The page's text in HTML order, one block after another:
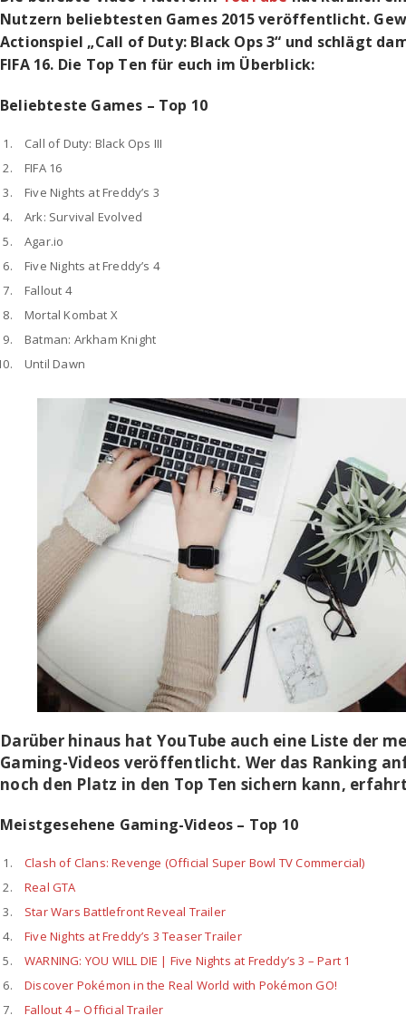
Nutzern beliebtesten Games 2015 veröffentlicht.
Actionspiel „Call of Duty: Black Ops 3“ und schlägt
FIFA 16. Die Top Ten für euch im Überblick:
Beliebteste Games – Top 10
Call of Duty: Black Ops III
FIFA 16
Five Nights at Freddy’s 3
Ark: Survival Evolved
Agar.io
Five Nights at Freddy’s 4
Fallout 4
Mortal Kombat X
Batman: Arkham Knight
Until Dawn
Darüber hinaus hat YouTube auch eine Liste der
Gaming-Videos veröffentlicht. Wer das Ranking
noch den Platz in den Top Ten sichern kann,
Meistgesehene Gaming-Videos – Top 10
Clash of Clans: Revenge (Official Super Bowl TV Commercial)
Real GTA
Star Wars Battlefront Reveal Trailer
Five Nights at Freddy’s 3 Teaser Trailer
WARNING: YOU WILL DIE | Five Nights at Freddy’s 3 – Part 1
Discover Pokémon in the Real World with Pokémon GO!
Fallout 4 – Official Trailer